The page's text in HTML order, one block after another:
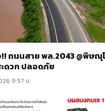
!! ถนนสาย พล.2043 @พิษณุ
ดวก ปลอดภัย
9:57 น.